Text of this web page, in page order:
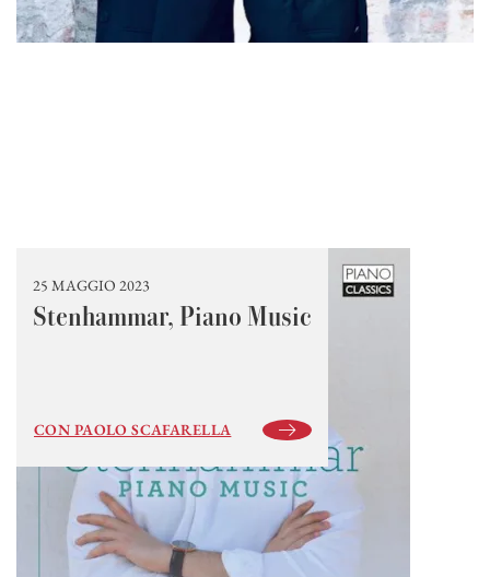
25 MAGGIO 2023
Stenhammar, Piano Music
CON PAOLO SCAFARELLA